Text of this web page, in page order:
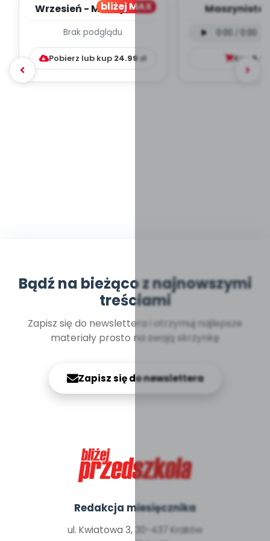
bliżej MAX
Wrzesień - MIESIĘCZNY
WYCHOWAWCZO –
DYDAKTYC...
Brak podglądu
Pobierz lub kup 24.99zł
Maszynista
mp3)
Kup 9.99
Bądź na bieżąco z najnowszymi
treściami
Zapisz się do newslettera i otrzymuj najlepsze
materiały prosto na swoją skrzynkę
Zapisz się do newslettera
Redakcja miesięcznika
ul. Kwiatowa 3, 30-437 Kraków